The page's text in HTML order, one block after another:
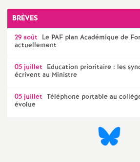
BRÈVES
29 août Le PAF plan Académique de
actuellement
05 juillet Education prioritaire : les
écrivent au Ministre
05 juillet Téléphone portable au
évolue